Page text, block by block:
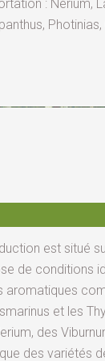
: Nerium,
est situé
de conditions
aromatiques
et les
des
des variétés